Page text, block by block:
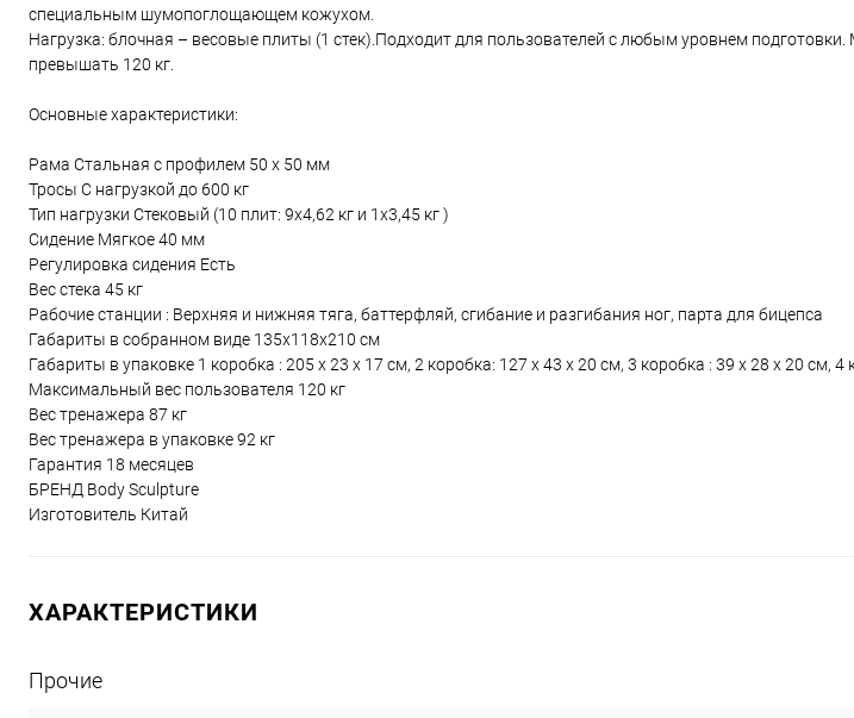
специальным шумопоглощающем кожухом.
Нагрузка: блочная – весовые плиты (1 стек).Подходит для пользователей с любым уровнем
превышать 120 кг.
Основные характеристики:
Рама Стальная с профилем 50 х 50 мм
Тросы С нагрузкой до 600 кг
Тип нагрузки Стековый (10 плит: 9х4,62 кг и 1х3,45 кг )
Сидение Мягкое 40 мм
Регулировка сидения Есть
Вес стека 45 кг
Рабочие станции : Верхняя и нижняя тяга, баттерфляй, сгибание и разгибания ног, парта для бицепса
Габариты в собранном виде 135х118х210 см
Габариты в упаковке 1 коробка : 205 х 23 х 17 см, 2 коробка: 127 х 43 х 20 см, 3 коробка : 39 х 28 х 20 см, 4
Максимальный вес пользователя 120 кг
Вес тренажера 87 кг
Вес тренажера в упаковке 92 кг
Гарантия 18 месяцев
БРЕНД Body Sculpture
Изготовитель Китай
ХАРАКТЕРИСТИКИ
Прочие